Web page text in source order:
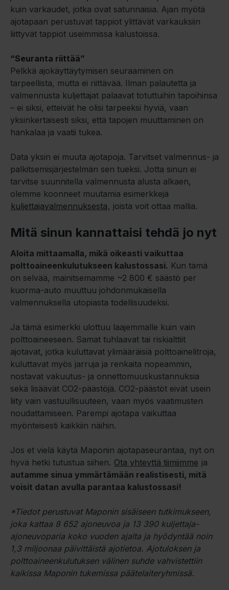
kuin varkaudet, jotka ovat satunnaisia. Ajan myötä
ajotapaan perustuvat tappiot ylittävät varkauksiin
liittyvät tappiot useimmissa kalustoissa.
“Seuranta riittää”
Pelkkä ajokäyttäytymisen seuraaminen on
tarpeellista, mutta ei riittävää. Ilman palautetta ja
valmennusta kuljettajat palaavat totuttuihin tapoihinsa
– ei siksi, etteivät he olisi tarpeeksi hyviä, vaan
yksinkertaisesti siksi, että tapojen muuttaminen on
hankalaa ja vaatii tukea.
Data yksin ei muuta ajotapoja. Tarvitset valmennus- ja
palkitsemisjärjestelmän sen tueksi. Jotta sinun ei
tarvitse suunnitella valmennusta alusta alkaen,
olemme koonneet muutamia esimerkkejä
kuljettajavalmennuksesta, joista voit ottaa mallia.
Mitä sinun kannattaisi tehdä jo nyt
Aloita mittaamalla, mikä oikeasti vaikuttaa
polttoaineenkulutukseen kalustossasi. Kun tämä
on selvää, mainitsemamme ~2 800 € säästö per
kuorma-auto muuttuu johdonmukaisella
valmennuksella utopiasta todellisuudeksi.
Ja tämä esimerkki ulottuu laajemmalle kuin vain
polttoaineeseen. Samat tuhlaavat tai riskialttiit
ajotavat, jotka kuluttavat ylimääräisiä polttoainelitroja,
kuluttavat myös jarruja ja renkaita nopeammin,
nostavat vakuutus- ja onnettomuuskustannuksia
sekä lisäävät CO2-päästöjä. CO2-päästöt eivät usein
liity vain vastuullisuuteen, vaan myös vaatimusten
noudattamiseen. Parempi ajotapa vaikuttaa
myönteisesti kaikkiin näihin.
Jos et vielä käytä Maponin ajotapaseurantaa, nyt on
hyvä hetki tutustua siihen. Ota yhteyttä tiimiimme ja
autamme sinua ymmärtämään realistisesti, mitä
voisit datan avulla parantaa kalustossasi!
*Tiedot perustuvat Maponin sisäiseen tutkimukseen,
joka kattaa 8 652 ajoneuvoa ja 13 390 kuljettaja-
ajoneuvoparia koko vuoden ajalta ja hyödyntää noin
1,3 miljoonaa päivittäistä ajotietoa. Ajotuloksen ja
polttoaineenkulutuksen välinen suhde vahvistettiin
kaikissa Maponin tukemissa päätelaiteryhmissä.